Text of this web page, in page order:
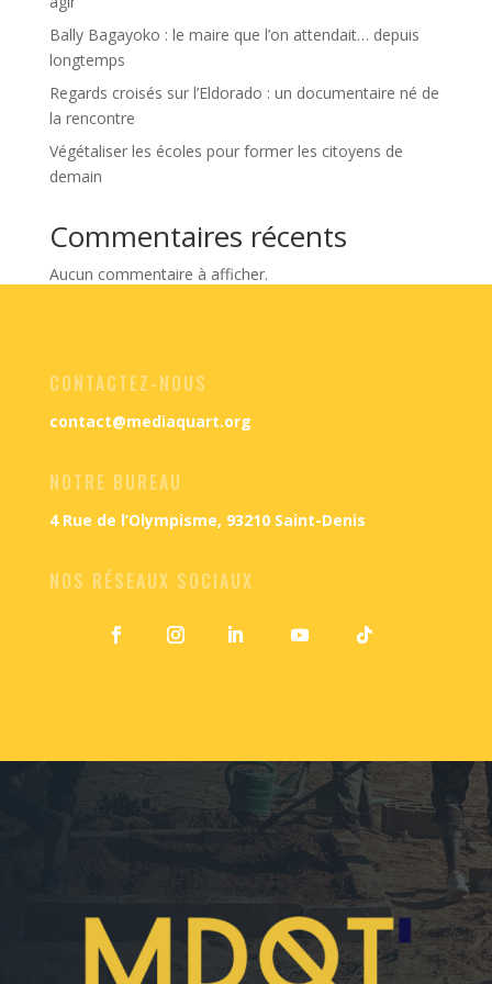
Bally Bagayoko : le maire que l’on attendait… depuis
longtemps
Regards croisés sur l’Eldorado : un documentaire né de
la rencontre
Végétaliser les écoles pour former les citoyens de
demain
Commentaires récents
Aucun commentaire à afficher.
CONTACTEZ-NOUS
contact@mediaquart.org
NOTRE BUREAU
4 Rue de l’Olympisme, 93210 Saint-Denis
NOS RÉSEAUX SOCIAUX